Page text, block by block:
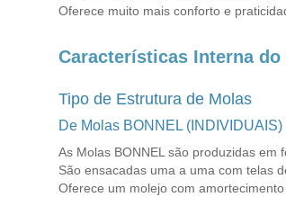
Oferece muito mais conforto e
Características Interna do
Tipo de Estrutura de Molas
De Molas BONNEL (INDIVIDUAIS)
As Molas BONNEL são produzidas
São ensacadas uma a uma com telas
Oferece um molejo com